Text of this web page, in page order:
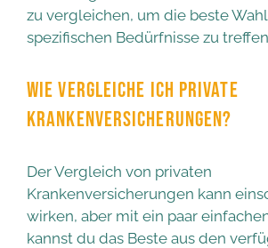
zu vergleichen, um die beste
spezifischen Bedürfnisse zu
WIE VERGLEICHE ICH PRIVATE
KRANKENVERSICHERUNGEN?
Der Vergleich von privaten
Krankenversicherungen kann
wirken, aber mit ein paar
kannst du das Beste aus den